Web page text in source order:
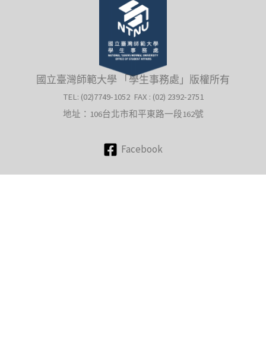
國立臺灣師範大學 「學生事務處」版權所有
TEL: (02)7749-1052 FAX : (02) 2392-2751
地址：106台北市和平東路一段162號
Facebook